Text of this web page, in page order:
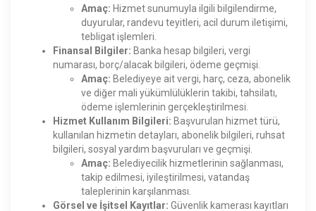
Amaç: Hizmet sunumuyla ilgili bilgilendirme,
duyurular, randevu teyitleri, acil durum iletişimi,
tebligat işlemleri.
Finansal Bilgiler: Banka hesap bilgileri, vergi
numarası, borç/alacak bilgileri, ödeme geçmişi.
Amaç: Belediyeye ait vergi, harç, ceza, abonelik
ve diğer mali yükümlülüklerin takibi, tahsilatı,
ödeme işlemlerinin gerçekleştirilmesi.
Hizmet Kullanım Bilgileri: Başvurulan hizmet türü,
kullanılan hizmetin detayları, abonelik bilgileri, ruhsat
bilgileri, sosyal yardım başvuruları ve geçmişi.
Amaç: Belediyecilik hizmetlerinin sağlanması,
takip edilmesi, iyileştirilmesi, vatandaş
taleplerinin karşılanması.
Görsel ve İşitsel Kayıtlar: Güvenlik kamerası kayıtları